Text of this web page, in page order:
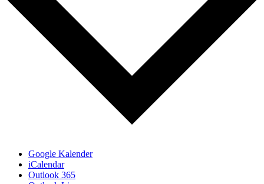
Google Kalender
iCalendar
Outlook 365